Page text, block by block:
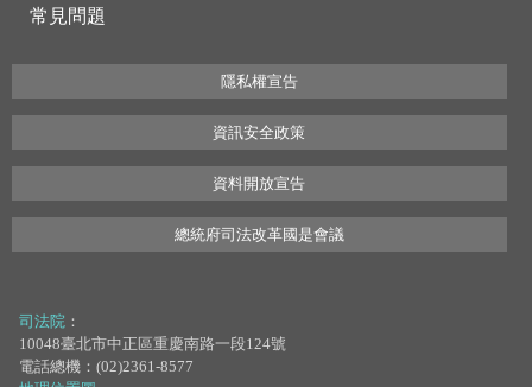
常見問題
隱私權宣告
資訊安全政策
資料開放宣告
總統府司法改革國是會議
司法院 ：
10048臺北市中正區重慶南路一段124號
電話總機：(02)2361-8577